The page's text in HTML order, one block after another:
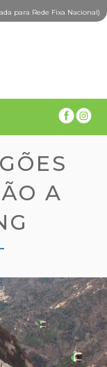
para Rede Fixa Nacional)
A